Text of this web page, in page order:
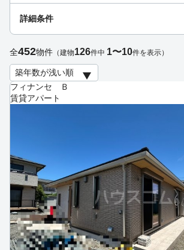
フィナンセ Ｂ
賃貸アパート
詳細条件
全452物件 （建物126件中 1〜10件を表示）